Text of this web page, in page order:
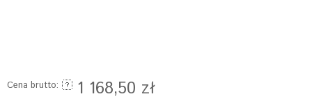
Cena brutto: 1 168,50 zł